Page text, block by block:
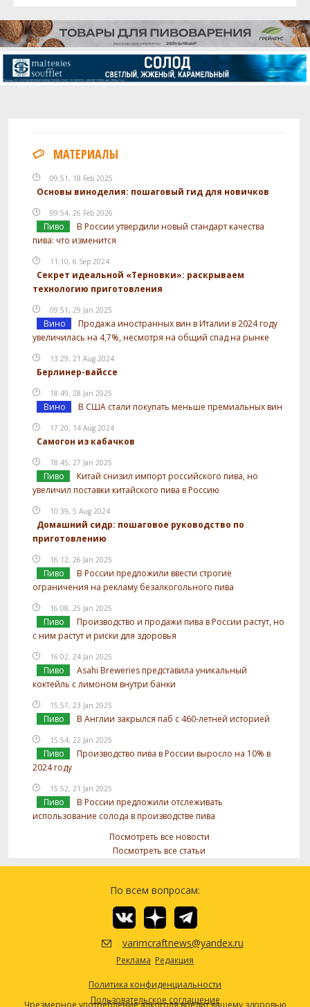
МАТЕРИАЛЫ
09:51, 18 Feb 2025
Основы виноделия: пошаговый гид для новичков
09:54, 26 Feb 2026
Пиво
В России утвердили новый стандарт качества
пива: что изменится
11:10, 6 Sep 2024
Секрет идеальной «Терновки»: раскрываем
технологию приготовления
09:51, 29 Jan 2025
Вино
Продажа иностранных вин в Италии в 2024 году
увеличилась на 4,7%, несмотря на общий спад на рынке
13:29, 21 Aug 2024
Берлинер-вайссе
18:49, 28 Jan 2025
Вино В США стали покупать меньше премиальных вин
17:20, 14 Aug 2024
Самогон из кабачков
18:45, 27 Jan 2025
Пиво
Китай снизил импорт российского пива, но
увеличил поставки китайского пива в Россию
10:39, 5 Aug 2024
Домашний сидр: пошаговое руководство по
приготовлению
16:12, 26 Jan 2025
Пиво
В России предложили ввести строгие
ограничения на рекламу безалкогольного пива
16:08, 25 Jan 2025
Пиво
Производство и продажи пива в России растут, но
с ним растут и риски для здоровья
16:02, 24 Jan 2025
Пиво
Asahi Breweries представила уникальный
коктейль с лимоном внутри банки
15:57, 23 Jan 2025
Пиво В Англии закрылся паб с 460-летней историей
15:54, 22 Jan 2025
Пиво
Производство пива в России выросло на 10% в
2024 году
15:52, 21 Jan 2025
Пиво
В России предложили отслеживать
использование солода в производстве пива
Посмотреть все новости
Посмотреть все статьи
По всем вопросам:
varimcraftnews@yandex.ru
Реклама Редакция
Политика конфиденциальности
Пользовательское соглашение
Чрезмерное употребление алкоголя вредит вашему здоровью